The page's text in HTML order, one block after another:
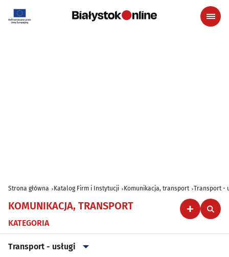
Strona główna Katalog Firm i Instytucji Komunikacja, transport Transport -
KOMUNIKACJA, TRANSPORT
KATEGORIA
Transport - usługi